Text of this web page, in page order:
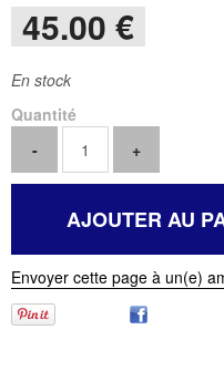
45.00 €
En stock
Quantité
Envoyer cette page à un(e)